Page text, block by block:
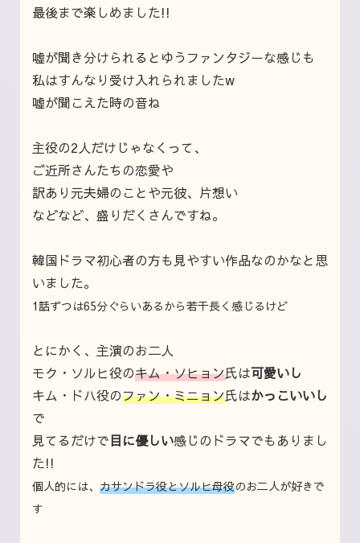
最後まで楽しめました!!
嘘が聞き分けられるとゆうファンタジーな感じも
私はすんなり受け入れられましたw
嘘が聞こえた時の音ね
主役の2人だけじゃなくって、
ご近所さんたちの恋愛や
訳あり元夫婦のことや元彼、片想い
などなど、盛りだくさんですね。
韓国ドラマ初心者の方も見やすい作品なのかなと思
いました。
1話ずつは65分ぐらいあるから若干長く感じるけど
とにかく、主演のお二人
モク・ソルヒ役のキム・ソヒョン氏は可愛いし
キム・ドハ役のファン・ミニョン氏はかっこいいし
で
見てるだけで目に優しい感じのドラマでもありまし
た!!
個人的には、 カサンドラ役とソルヒ母役のお二人が好きで
す